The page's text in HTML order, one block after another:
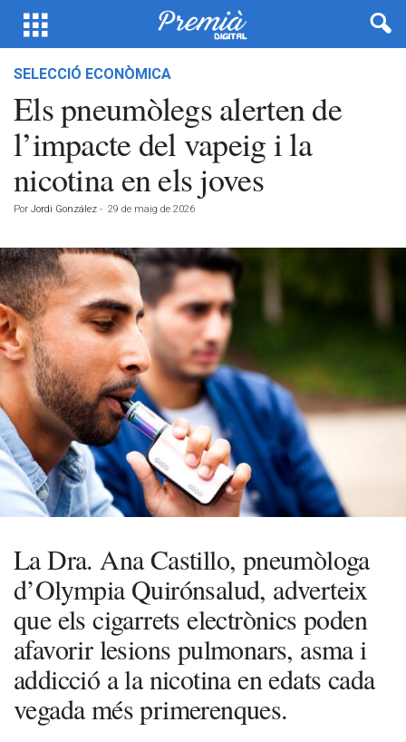
SELECCIÓ ECONÒMICA
Els pneumòlegs alerten de
l’impacte del vapeig i la
nicotina en els joves
Por Jordi González - 29 de maig de 2026
La Dra. Ana Castillo, pneumòloga
d’Olympia Quirónsalud, adverteix
que els cigarrets electrònics poden
afavorir lesions pulmonars, asma i
addicció a la nicotina en edats cada
vegada més primerenques.